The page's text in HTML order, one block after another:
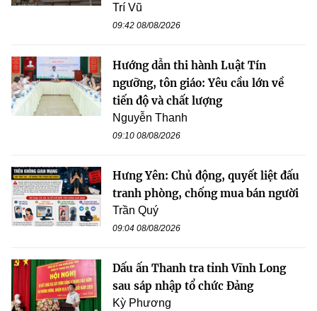
Trí Vũ
09:42 08/08/2026
Hướng dẫn thi hành Luật Tín
ngưỡng, tôn giáo: Yêu cầu lớn về
tiến độ và chất lượng
Nguyễn Thanh
09:10 08/08/2026
Hưng Yên: Chủ động, quyết liệt đấu
tranh phòng, chống mua bán người
Trần Quý
09:04 08/08/2026
Dấu ấn Thanh tra tỉnh Vĩnh Long
sau sáp nhập tổ chức Đảng
Kỳ Phương